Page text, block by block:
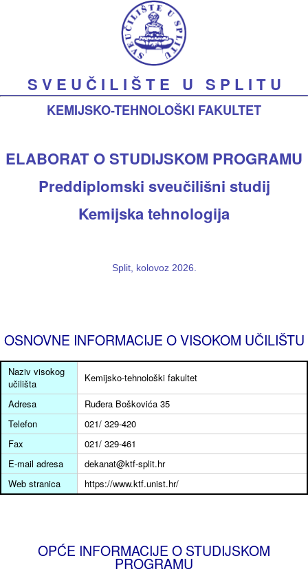
S V E U Č I L I Š T E U S P L I T U
KEMIJSKO-TEHNOLOŠKI FAKULTET
ELABORAT O STUDIJSKOM PROGRAMU
Preddiplomski sveučilišni studij
Kemijska tehnologija
OSNOVNE INFORMACIJE O VISOKOM UČILIŠTU
Naziv visokog
učilišta
Kemijsko-tehnološki fakultet
Adresa
Ruđera Boškovića 35
Telefon
021/ 329-420
Fax
021/ 329-461
E-mail adresa
dekanat@ktf-split.hr
Web stranica
https://www.ktf.unist.hr/
OPĆE INFORMACIJE O STUDIJSKOM
PROGRAMU